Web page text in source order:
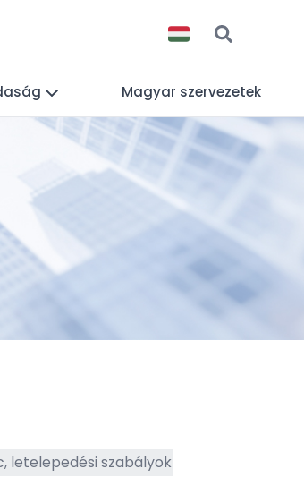
Magyar szervezetek
letelepedési szabályok